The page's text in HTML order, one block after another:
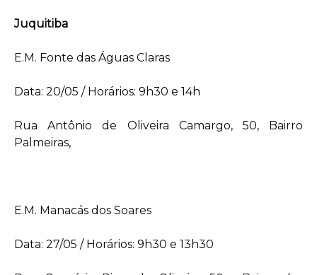
Juquitiba
E.M. Fonte das Águas Claras
Data: 20/05 / Horários: 9h30 e 14h
Rua Antônio de Oliveira Camargo, 50, Bairro
Palmeiras,
E.M. Manacás dos Soares
Data: 27/05 / Horários: 9h30 e 13h30